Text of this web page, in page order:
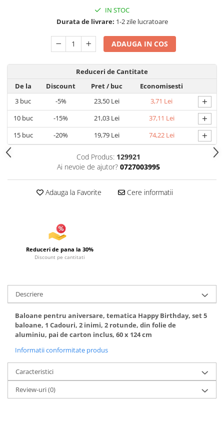
Uscatoare si Standere Haine
Articole pentru Gradina si Bricolaj
Articole pentru Iluminat
Corpuri de iluminat
Lampi de veghe
Transport şi Ridicat
Pelerine, Umbrele si Accesorii
Videoproiectoare
Accesorii Auto
Accesorii Auto
Kit-uri Siguranţă Auto
Suporti auto
Accesorii biciclete
Articole de plaja
Pistoale cu apa
Articole pentru Copii
Covorase de joaca
Genti, Portofele, Penare
Ingrijire Unghii
Jucarii si Jocuri
Jucarii si Jocuri
IN STOC
Durata de livrare: 1-2 zile lucratoare
ADAUGA IN COS
Reduceri de Cantitate
De la
Discount Pret/ buc
Economisesti
3 buc -5% 23,50 Lei 3,71 Lei +
10buc -15% 21,03 Lei 37,11 Lei +
15buc -20% 19,79 Lei 74,22 Lei +
Cod Produs: 129921
Ai nevoie de ajutor? 0727003995
Adauga la Favorite Cere informatii
Reduceri de pana la 30%
Discount pe cantitati
Descriere
Baloane pentru aniversare, tematica Happy Birthday, set 5
baloane, 1 Cadouri, 2 inimi, 2 rotunde, din folie de
aluminiu, pai de carton inclus, 60 x 124 cm
Informatii conformitate produs
Caracteristici
Review-uri(0)